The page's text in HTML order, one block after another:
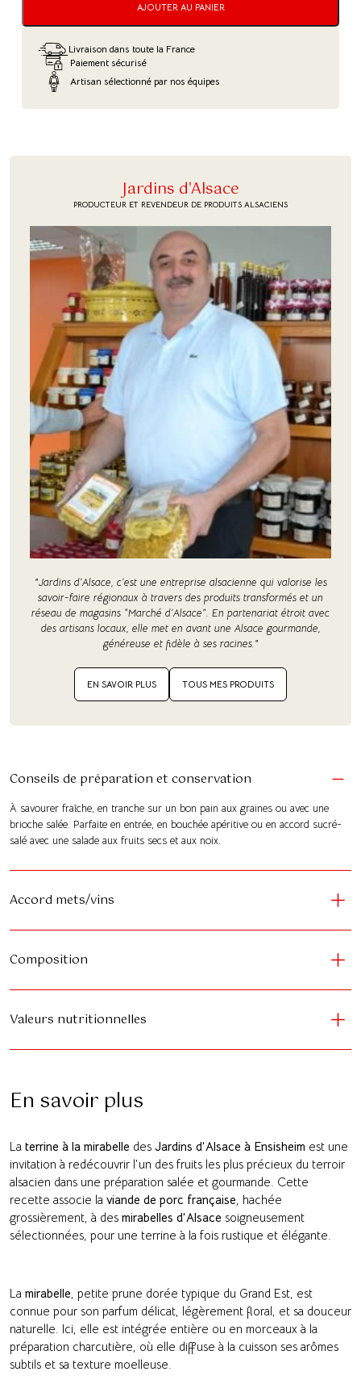
AJOUTER AU PANIER
Livraison dans toute la France
Paiement sécurisé
Artisan sélectionné par nos équipes
Jardins d'Alsace
PRODUCTEUR ET REVENDEUR DE PRODUITS ALSACIENS
"Jardins d’Alsace, c’est une entreprise alsacienne qui valorise les
savoir-faire régionaux à travers des produits transformés et un
réseau de magasins “Marché d’Alsace”. En partenariat étroit avec
des artisans locaux, elle met en avant une Alsace gourmande,
généreuse et fidèle à ses racines."
EN SAVOIR PLUS TOUS MES PRODUITS
Conseils de préparation et conservation
À savourer fraîche, en tranche sur un bon pain aux graines ou avec une
brioche salée. Parfaite en entrée, en bouchée apéritive ou en accord sucré-
salé avec une salade aux fruits secs et aux noix.
Accord mets/vins
Composition
Valeurs nutritionnelles
En savoir plus
La terrine à la mirabelle des Jardins d’Alsace à Ensisheim est une
invitation à redécouvrir l’un des fruits les plus précieux du terroir
alsacien dans une préparation salée et gourmande. Cette
recette associe la viande de porc française, hachée
grossièrement, à des mirabelles d’Alsace soigneusement
sélectionnées, pour une terrine à la fois rustique et élégante.
La mirabelle, petite prune dorée typique du Grand Est, est
connue pour son parfum délicat, légèrement floral, et sa douceur
naturelle. Ici, elle est intégrée entière ou en morceaux à la
préparation charcutière, où elle diffuse à la cuisson ses arômes
subtils et sa texture moelleuse.